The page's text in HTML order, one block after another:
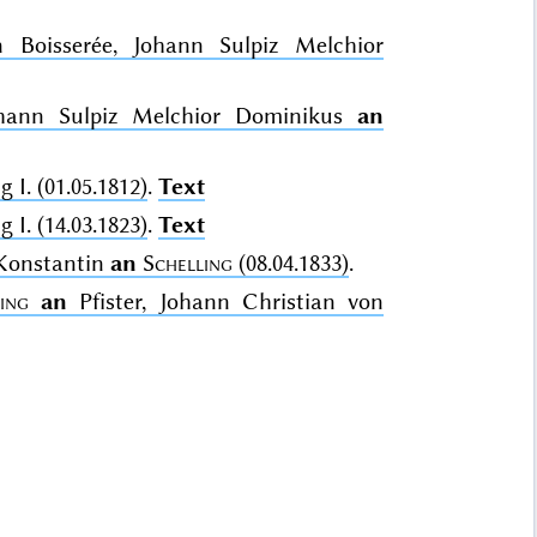
Boisserée, Johann Sulpiz Melchior
Sulpiz Melchior Dominikus an
I. (01.05.1812). Text
I. (14.03.1823). Text
an Schelling (08.04.1833).
an Pfister, Johann Christian von